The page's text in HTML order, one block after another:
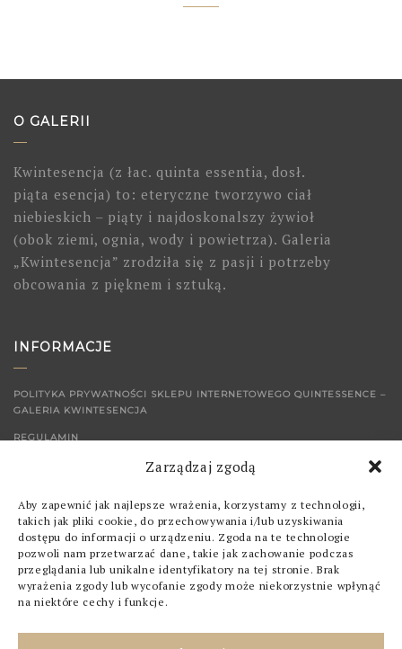
Zarządzaj zgodą
Aby zapewnić jak najlepsze wrażenia, korzystamy z technologii,
takich jak pliki cookie, do przechowywania i/lub uzyskiwania
dostępu do informacji o urządzeniu. Zgoda na te technologie
pozwoli nam przetwarzać dane, takie jak zachowanie podczas
przeglądania lub unikalne identyfikatory na tej stronie. Brak
wyrażenia zgody lub wycofanie zgody może niekorzystnie wpłynąć
na niektóre cechy i funkcje.
O GALERII
Kwintesencja (z łac. quinta essentia, dosł.
piąta esencja) to: eteryczne tworzywo ciał
niebieskich – piąty i najdoskonalszy żywioł
(obok ziemi, ognia, wody i powietrza). Galeria
„Kwintesencja” zrodziła się z pasji i potrzeby
obcowania z pięknem i sztuką.
INFORMACJE
POLITYKA PRYWATNOŚCI SKLEPU INTERNETOWEGO QUINTESSENCE –
GALERIA KWINTESENCJA
REGULAMIN
SKLEP
OBRAZY
GRAFIKI